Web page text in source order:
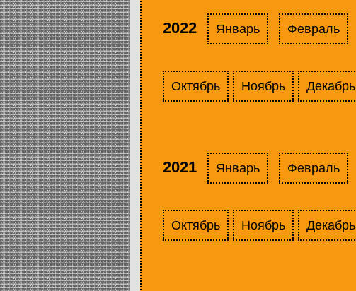
2022 Январь Февраль
Октябрь Ноябрь Декабрь
2021 Январь Февраль
Октябрь Ноябрь Декабрь